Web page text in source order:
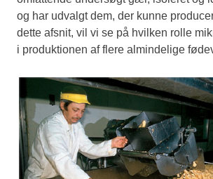
og har udvalgt dem, der kunne
dette afsnit, vil vi se på hvilken rolle
i produktionen af flere almindelige